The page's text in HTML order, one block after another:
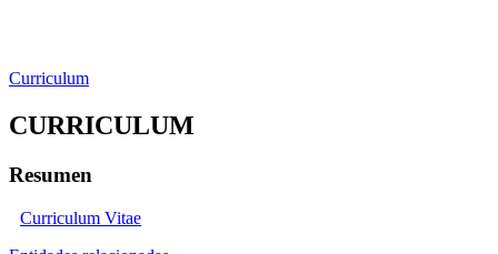
Curriculum
CURRICULUM
Resumen
Curriculum Vitae